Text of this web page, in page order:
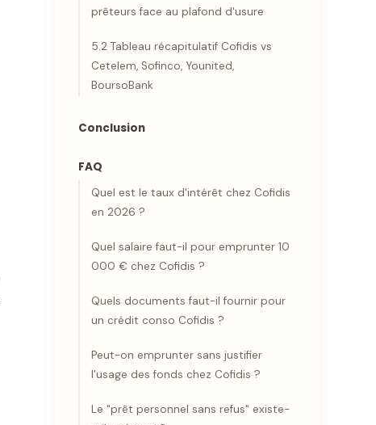
prêteurs face au plafond d'usure
5.2 Tableau récapitulatif Cofidis vs
Cetelem, Sofinco, Younited,
BoursoBank
Conclusion
FAQ
Quel est le taux d'intérêt chez Cofidis
en 2026 ?
Quel salaire faut-il pour emprunter 10
000 € chez Cofidis ?
Quels documents faut-il fournir pour
un crédit conso Cofidis ?
Peut-on emprunter sans justifier
l'usage des fonds chez Cofidis ?
Le "prêt personnel sans refus" existe-